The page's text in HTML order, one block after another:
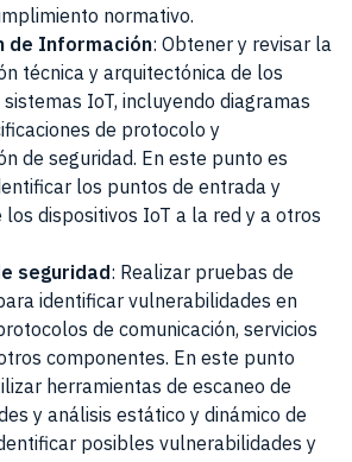
normativo.
de Información: Obtener y revisar la
técnica y arquitectónica de los
IoT, incluyendo diagramas
de protocolo y
de seguridad. En este punto es
los puntos de entrada y
los dispositivos IoT a la red y a otros
seguridad: Realizar pruebas de
identificar vulnerabilidades en
de comunicación, servicios
componentes. En este punto
herramientas de escaneo de
y análisis estático y dinámico de
posibles vulnerabilidades y